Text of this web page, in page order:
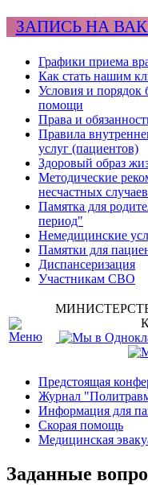
ЗАПИСЬ НА
Графики приема
Как стать нашим
Условия и порядок
помощи
Права и
Правила
услуг (пациентов)
Здоровый образ
Методические
несчастных
Памятка для
период"
Немедицинские
Памятки для
Диспансеризация
Участникам СВО
Предстоящая
Журнал
Информация для
Скорая помощь
Медицинская
Заданные